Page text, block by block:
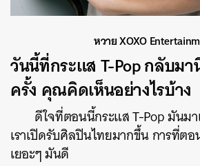
หวาย XOXO
วันนี้ที่กระแส T-Pop กลับม
ครั้ง คุณคิดเห็นอย่างไรบ้าง
ดีใจที่ตอนนี้กระแส T-Pop มันม
เราเปิดรับศิลปินไทยมากขึ้น การที่ต
เยอะๆ มันดี